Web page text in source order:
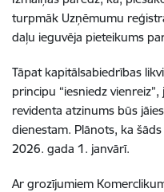
turpmāk Uzņēmumu
daļu ieguvēja pieteikums
Tāpat kapitālsabiedrības
principu “iesniedz
revidenta atzinums būs
dienestam. Plānots, ka
2026. gada 1. janvārī.
Ar grozījumiem